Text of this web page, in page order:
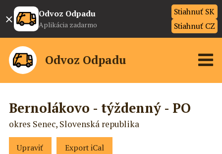
× Odvoz Odpadu
Aplikácia zadarmo
Stiahnuť SK
Stiahnuť CZ
Odvoz Odpadu
Bernolákovo - týždenný - PO
okres Senec, Slovenská republika
Upraviť Export iCal